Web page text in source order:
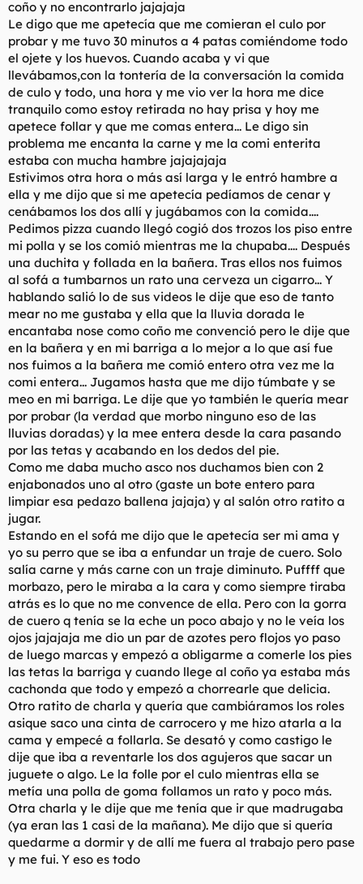
coño y no encontrarlo jajajaja
Le digo que me apetecía que me comieran el culo por
probar y me tuvo 30 minutos a 4 patas comiéndome todo
el ojete y los huevos. Cuando acaba y vi que
llevábamos,con la tontería de la conversación la comida
de culo y todo, una hora y me vio ver la hora me dice
tranquilo como estoy retirada no hay prisa y hoy me
apetece follar y que me comas entera... Le digo sin
problema me encanta la carne y me la comi enterita
estaba con mucha hambre jajajajaja
Estivimos otra hora o más así larga y le entró hambre a
ella y me dijo que si me apetecía pedíamos de cenar y
cenábamos los dos allí y jugábamos con la comida....
Pedimos pizza cuando llegó cogió dos trozos los piso entre
mi polla y se los comió mientras me la chupaba.... Después
una duchita y follada en la bañera. Tras ellos nos fuimos
al sofá a tumbarnos un rato una cerveza un cigarro... Y
hablando salió lo de sus videos le dije que eso de tanto
mear no me gustaba y ella que la lluvia dorada le
encantaba nose como coño me convenció pero le dije que
en la bañera y en mi barriga a lo mejor a lo que así fue
nos fuimos a la bañera me comió entero otra vez me la
comi entera... Jugamos hasta que me dijo túmbate y se
meo en mi barriga. Le dije que yo también le quería mear
por probar (la verdad que morbo ninguno eso de las
lluvias doradas) y la mee entera desde la cara pasando
por las tetas y acabando en los dedos del pie.
Como me daba mucho asco nos duchamos bien con 2
enjabonados uno al otro (gaste un bote entero para
limpiar esa pedazo ballena jajaja) y al salón otro ratito a
jugar.
Estando en el sofá me dijo que le apetecía ser mi ama y
yo su perro que se iba a enfundar un traje de cuero. Solo
salía carne y más carne con un traje diminuto. Puffff que
morbazo, pero le miraba a la cara y como siempre tiraba
atrás es lo que no me convence de ella. Pero con la gorra
de cuero q tenía se la eche un poco abajo y no le veía los
ojos jajajaja me dio un par de azotes pero flojos yo paso
de luego marcas y empezó a obligarme a comerle los pies
las tetas la barriga y cuando llege al coño ya estaba más
cachonda que todo y empezó a chorrearle que delicia.
Otro ratito de charla y quería que cambiáramos los roles
asique saco una cinta de carrocero y me hizo atarla a la
cama y empecé a follarla. Se desató y como castigo le
dije que iba a reventarle los dos agujeros que sacar un
juguete o algo. Le la folle por el culo mientras ella se
metía una polla de goma follamos un rato y poco más.
Otra charla y le dije que me tenía que ir que madrugaba
(ya eran las 1 casi de la mañana). Me dijo que si quería
quedarme a dormir y de allí me fuera al trabajo pero pase
y me fui. Y eso es todo